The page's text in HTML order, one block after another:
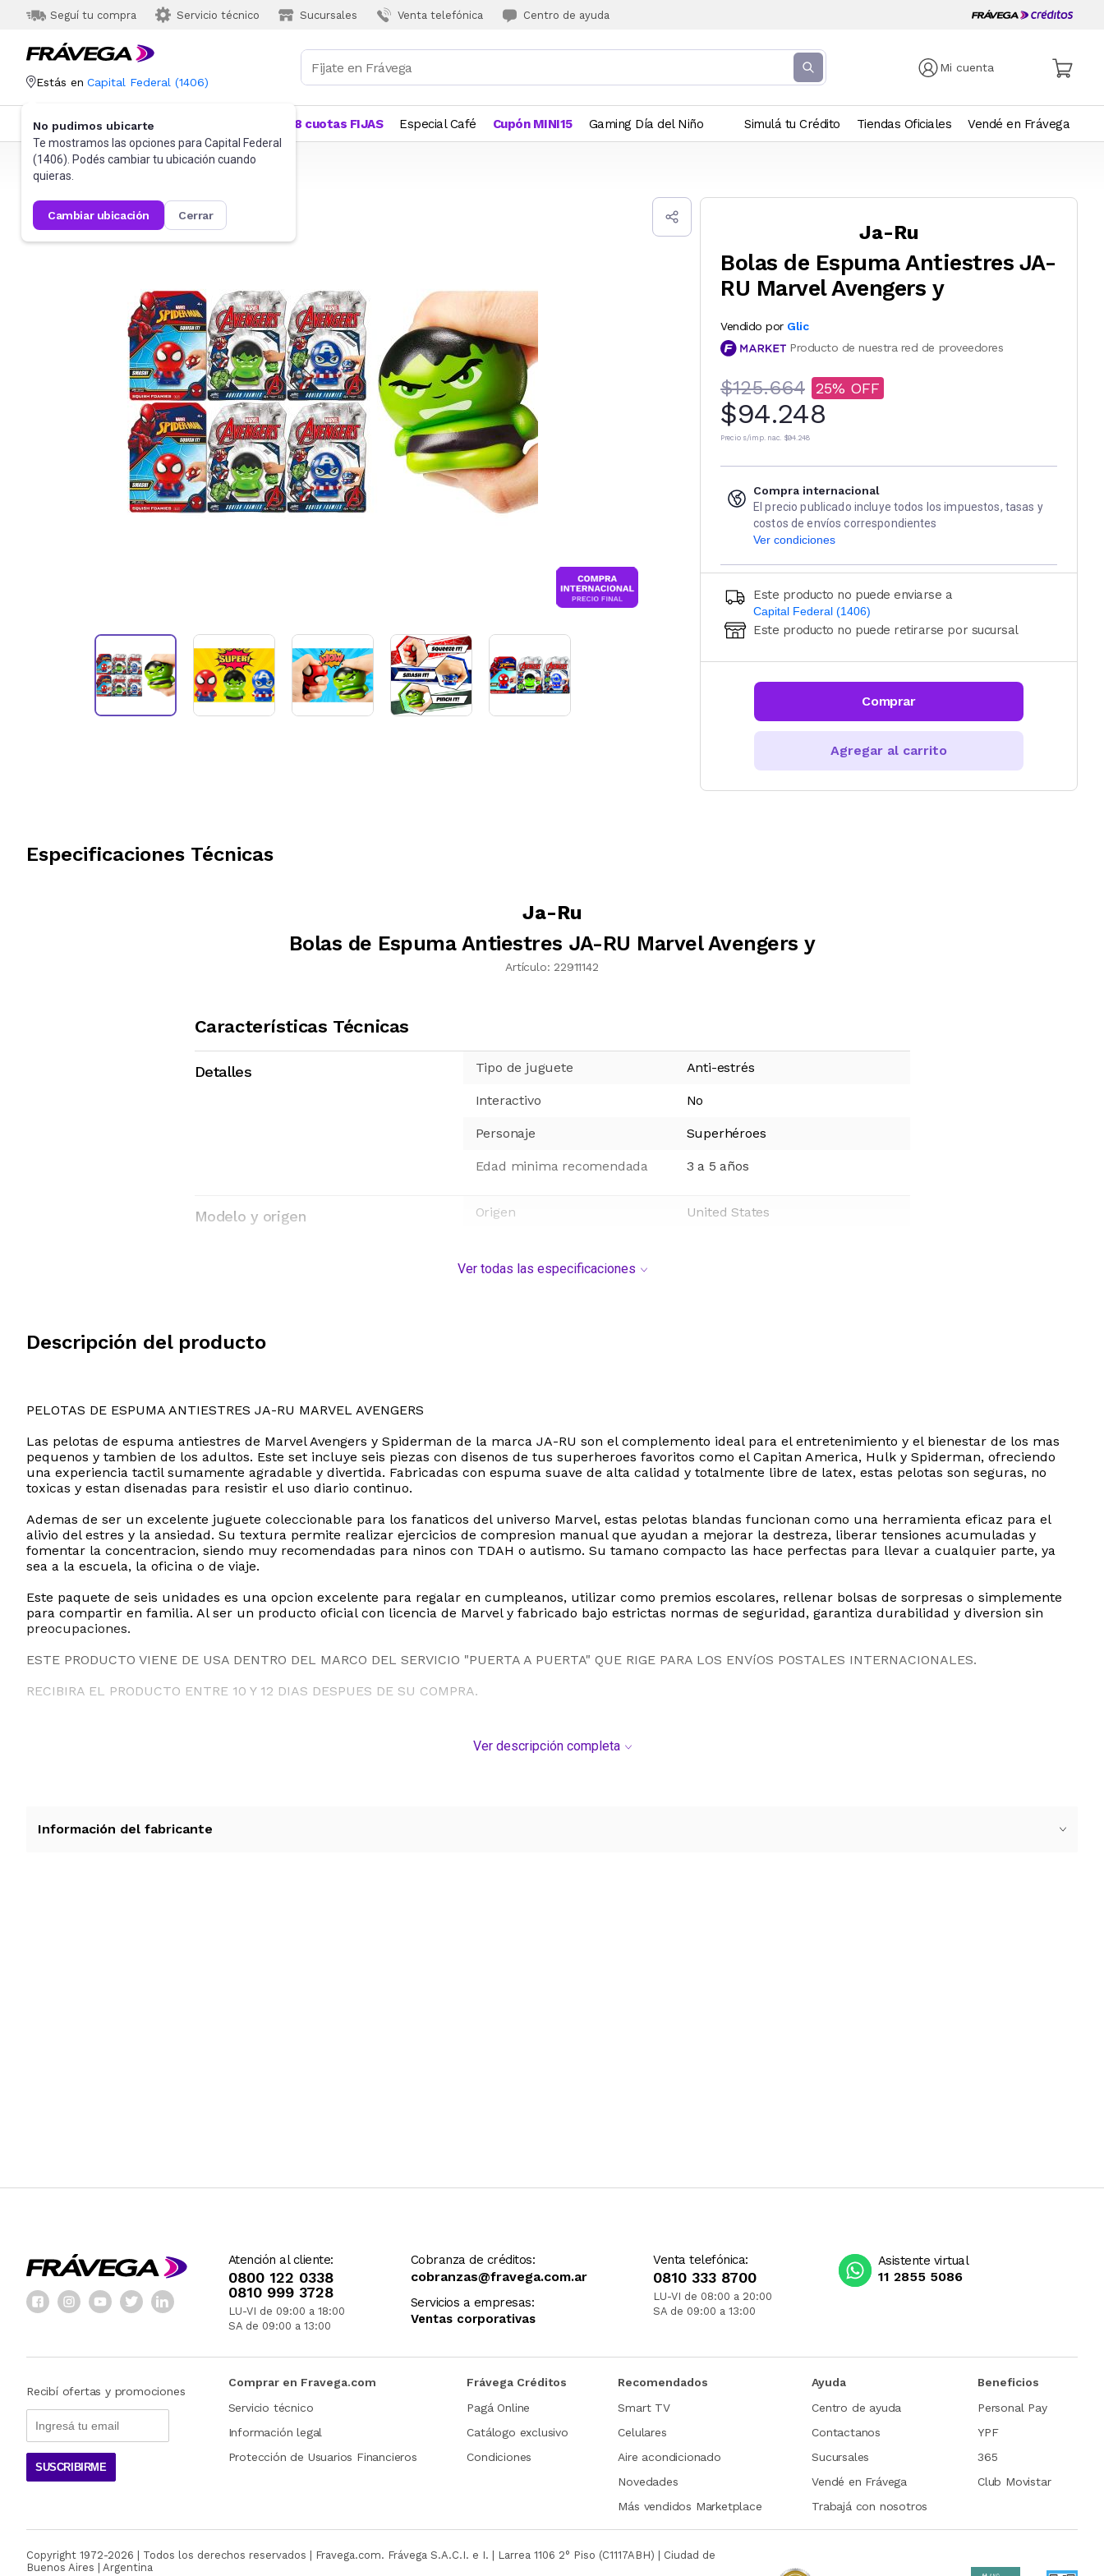
Seguí tu compra Servicio técnico Sucursales Venta telefónica Centro de ayuda
Mi cuenta
Estás en Capital Federal (1406)
No pudimos ubicarte
Te mostramos las opciones para Capital Federal
(1406). Podés cambiar tu ubicación cuando
quieras.
cambiar ubicación cerrar
Categorías Más Vendidos 18 cuotas FIJAS Especial Café Cupón MINI15 Gaming Día del Niño Simulá tu Crédito Tiendas Oficiales Vendé en Frávega
Frávega Juguetes y Juegos Peluches y Muñecos
Ja-Ru
Bolas de Espuma Antiestres JA-
RU Marvel Avengers y
Vendido por Glic
Producto de nuestra red de proveedores
$125.664 25
$94.248
Precio s/imp. nac. $94.248
Compra internacional
El precio publicado incluye todos los impuestos, tasas y
costos de envíos correspondientes
Ver condiciones
Este producto no puede enviarse a
Capital Federal (1406)
Ingresá código postal (sólo números)
CALCULAR
Este producto no puede retirarse por sucursal
Comprar
Agregar al carrito
Especificaciones Técnicas
Ja-Ru
Bolas de Espuma Antiestres JA-RU Marvel Avengers y
Artículo: 22911142
Características Técnicas
Detalles Tipo de juguete Anti-estrés
Interactivo No
Personaje Superhéroes
Edad minima recomendada 3 a 5 años
Modelo y origen Origen United States
Ver todas las especificaciones
Descripción del producto
PELOTAS DE ESPUMA ANTIESTRES JA-RU MARVEL AVENGERS
Las pelotas de espuma antiestres de Marvel Avengers y Spiderman de la marca JA-RU son el complemento ideal para el entretenimiento y el bienestar de los mas
pequenos y tambien de los adultos. Este set incluye seis piezas con disenos de tus superheroes favoritos como el Capitan America, Hulk y Spiderman, ofreciendo
una experiencia tactil sumamente agradable y divertida. Fabricadas con espuma suave de alta calidad y totalmente libre de latex, estas pelotas son seguras, no
toxicas y estan disenadas para resistir el uso diario continuo.
Ademas de ser un excelente juguete coleccionable para los fanaticos del universo Marvel, estas pelotas blandas funcionan como una herramienta eficaz para el
alivio del estres y la ansiedad. Su textura permite realizar ejercicios de compresion manual que ayudan a mejorar la destreza, liberar tensiones acumuladas y
fomentar la concentracion, siendo muy recomendadas para ninos con TDAH o autismo. Su tamano compacto las hace perfectas para llevar a cualquier parte, ya
sea a la escuela, la oficina o de viaje.
Este paquete de seis unidades es una opcion excelente para regalar en cumpleanos, utilizar como premios escolares, rellenar bolsas de sorpresas o simplemente
para compartir en familia. Al ser un producto oficial con licencia de Marvel y fabricado bajo estrictas normas de seguridad, garantiza durabilidad y diversion sin
preocupaciones.
ESTE PRODUCTO VIENE DE USA DENTRO DEL MARCO DEL SERVICIO "PUERTA A PUERTA" QUE RIGE PARA LOS ENVíOS POSTALES INTERNACIONALES.
RECIBIRA EL PRODUCTO ENTRE 10 Y 12 DIAS DESPUES DE SU COMPRA.
Ver descripción completa
Información del fabricante
Atención al cliente:
0800 122 0338
0810 999 3728
LU-VI de 09:00 a 18:00
SA de 09:00 a 13:00
Cobranza de créditos:
cobranzas@fravega.com.ar
Servicios a empresas:
Ventas corporativas
Venta telefónica:
0810 333 8700
LU-VI de 08:00 a 20:00
SA de 09:00 a 13:00
Asistente virtual
11 2855 5086
Recibí ofertas y promociones
SUSCRIBIRME
Comprar en Fravega.com
Servicio técnico
Información legal
Protección de Usuarios Financieros
Frávega Créditos
Pagá Online
Catálogo exclusivo
Condiciones
Recomendados
Smart TV
Celulares
Aire acondicionado
Novedades
Más vendidos Marketplace
Ayuda
Centro de ayuda
Contactanos
Sucursales
Vendé en Frávega
Trabajá con nosotros
Beneficios
Personal Pay
YPF
365
Club Movistar
Copyright 1972-2026 | Todos los derechos reservados | Fravega.com. Frávega S.A.C.I. e I. | Larrea 1106 2° Piso (C1117ABH) | Ciudad de
Buenos Aires | Argentina